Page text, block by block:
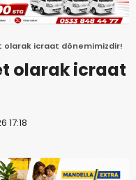
olarak icraat dönemimizdir!
olarak icraat
17:18